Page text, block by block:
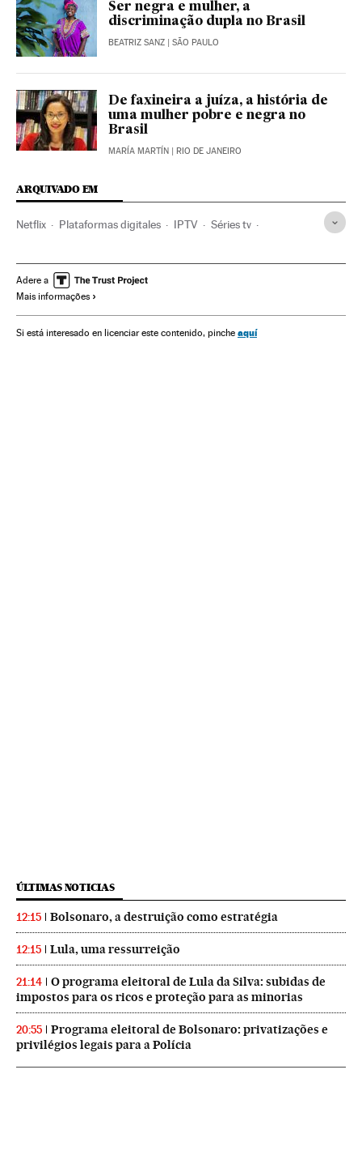
Ser negra e mulher, a
discriminação dupla no Brasil
BEATRIZ SANZ | SÃO PAULO
De faxineira a juíza, a história de
uma mulher pobre e negra no
Brasil
MARÍA MARTÍN | RIO DE JANEIRO
ARQUIVADO EM
Netflix Plataformas digitales IPTV Séries tv
Discriminação América do Sul
Programação
Meios comunicação Economia Telecomunicações
Adere a
Mais informações
Si está interesado en licenciar este contenido, pinche aquí
ÚLTIMAS NOTICIAS
12:15 Bolsonaro, a destruição como estratégia
12:15 Lula, uma ressurreição
21:14
O programa eleitoral de Lula da Silva: subidas de
impostos para os ricos e proteção para as minorias
20:55
Programa eleitoral de Bolsonaro: privatizações e
privilégios legais para a Polícia